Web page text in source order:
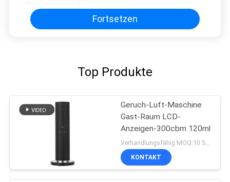
Fortsetzen
Top Produkte
Geruch-Luft-Maschine
Gast-Raum LCD-
Anzeigen-300cbm 120ml
KONTAKT